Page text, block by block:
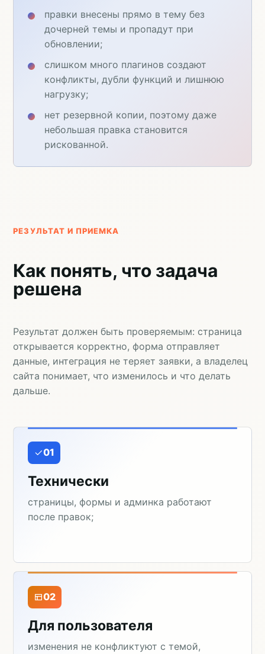
правки внесены прямо в тему без
дочерней темы и пропадут при
обновлении;
слишком много плагинов создают
конфликты, дубли функций и лишнюю
нагрузку;
нет резервной копии, поэтому даже
небольшая правка становится
рискованной.
РЕЗУЛЬТАТ И ПРИЕМКА
Как понять, что задача
решена
Результат должен быть проверяемым: страница
открывается корректно, форма отправляет
данные, интеграция не теряет заявки, а владелец
сайта понимает, что изменилось и что делать
дальше.
01
Технически
страницы, формы и админка работают
после правок;
02
Для пользователя
изменения не конфликтуют с темой,